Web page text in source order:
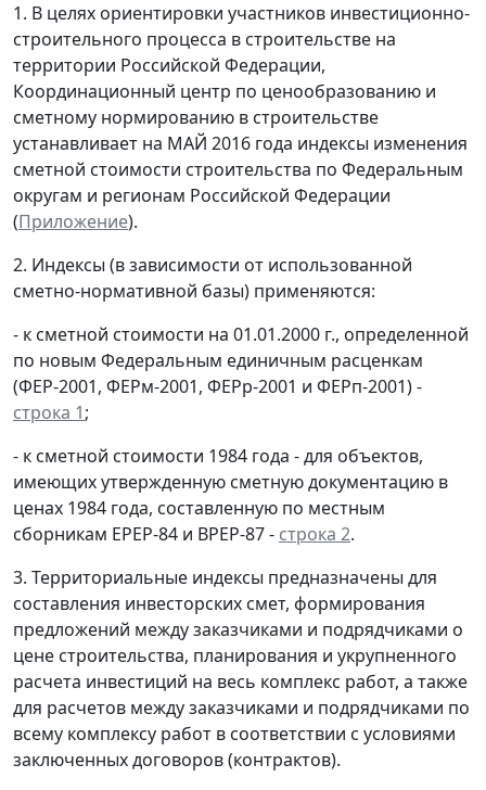
1. В целях ориентировки участников инвестиционно-
строительного процесса в строительстве на
территории Российской Федерации,
Координационный центр по ценообразованию и
сметному нормированию в строительстве
устанавливает на МАЙ 2016 года индексы изменения
сметной стоимости строительства по Федеральным
округам и регионам Российской Федерации
(Приложение).
2. Индексы (в зависимости от использованной
сметно-нормативной базы) применяются:
- к сметной стоимости на 01.01.2000 г., определенной
по новым Федеральным единичным расценкам
(ФЕР-2001, ФЕРм-2001, ФЕРр-2001 и ФЕРп-2001) -
строка 1;
- к сметной стоимости 1984 года - для объектов,
имеющих утвержденную сметную документацию в
ценах 1984 года, составленную по местным
сборникам ЕРЕР-84 и ВРЕР-87 - строка 2.
3. Территориальные индексы предназначены для
составления инвесторских смет, формирования
предложений между заказчиками и подрядчиками о
цене строительства, планирования и укрупненного
расчета инвестиций на весь комплекс работ, а также
для расчетов между заказчиками и подрядчиками по
всему комплексу работ в соответствии с условиями
заключенных договоров (контрактов).